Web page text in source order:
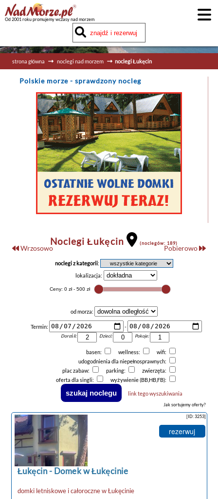
Od 2001 roku promujemy wczasy nad morzem
strona główna noclegi nad morzem noclegi Łukęcin
Polskie morze - sprawdzony nocleg
Noclegi Łukęcin (noclegów: 189)
Wrzosowo Pobierowo
noclegi z kategorii:
lokalizacja:
od morza:
Termin: -
Dorośli: Dzieci: Pokoje:
basen: wellness:
wifi:
udogodnienia dla niepełnosprawnych:
plac zabaw:
parking:
zwierzęta:
oferta dla singli:
wyżywienie (BB,HB,FB):
link tego wyszukiwania
Jak sortujemy oferty?
Łukęcin - Domek w Łukęcinie
domki letniskowe i całorocznewŁukęcinie
[ID: 3253]
rezerwuj